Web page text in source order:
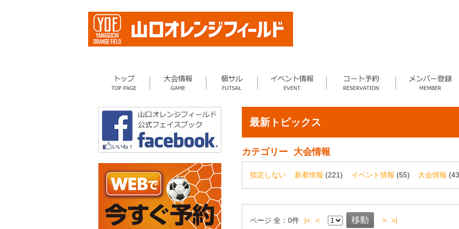
最新トピックス
カテゴリー 大会情報
指定しない 新着情報 (221) イベント情報 (55) 大会情報
ページ 全： 0件 |< < > >|